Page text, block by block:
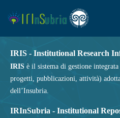
IRIS - Institutional Research
IRIS è il sistema di gestione
progetti, pubblicazioni, attività)
dell’Insubria.
IRInSubria - Institutional